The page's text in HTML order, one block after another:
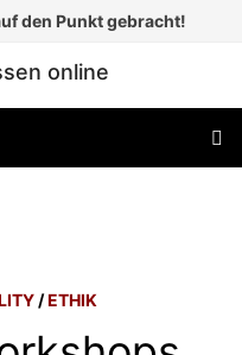
den Punkt gebracht!
online
/ETHIK